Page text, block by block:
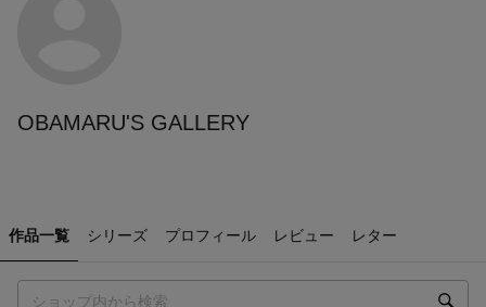
OBAMARU'S GALLERY
作品一覧 シリーズ プロフィール レビュー レター